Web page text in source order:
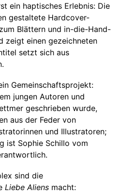
ein haptisches Erlebnis: Die
gestaltete Hardcover-
Blättern und in-die-Hand-
zeigt einen gezeichneten
setzt sich aus
Gemeinschaftsprojekt:
jungen Autoren und
geschrieben wurde,
aus der Feder von
und Illustratoren;
ist Sophie Schillo vom
sind die
Liebe Aliens macht: